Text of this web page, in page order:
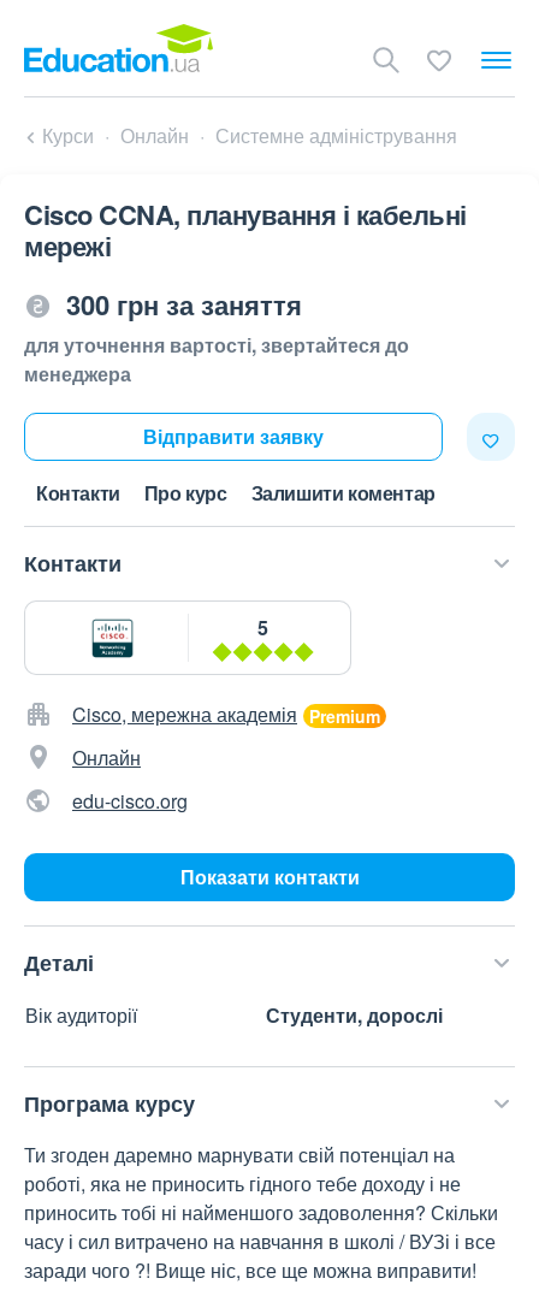
Курси Онлайн Системне адміністрування
Cisco CCNA, планування і кабельні
мережі
300 грн за заняття
для уточнення вартості, звертайтеся до
менеджера
Відправити заявку
Контакти Про курс Залишити коментар
Контакти
5
Cisco, мережна академія
Онлайн
edu-cisco.org
Показати контакти
Деталі
Вік аудиторії Студенти, дорослі
Програма курсу
Ти згоден даремно марнувати свій потенціал на
роботі, яка не приносить гідного тебе доходу і не
приносить тобі ні найменшого задоволення? Скільки
часу і сил витрачено на навчання в школі / ВУЗі і все
заради чого ?! Вище ніс, все ще можна виправити!